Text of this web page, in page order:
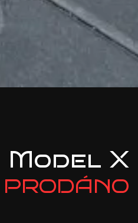
X
PRODÁNO